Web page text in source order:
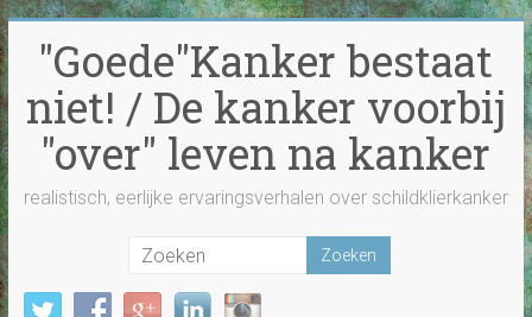
Ga
naar
inhoud"Goede"Kanker bestaat
niet! / De kanker voorbij
"over" leven na kanker
realistisch, eerlijke ervaringsverhalen over schildklierkanker